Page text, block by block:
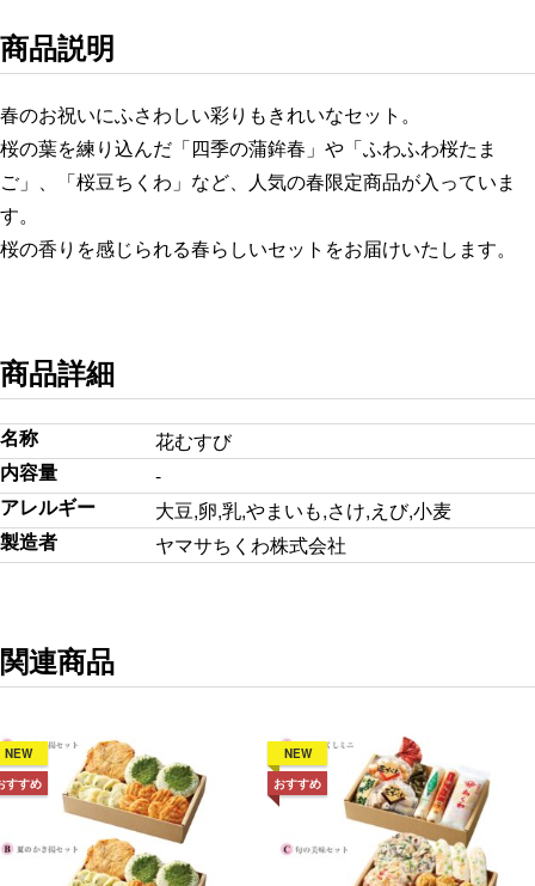
商品説明
春のお祝いにふさわしい彩りもきれいなセット。
桜の葉を練り込んだ「四季の蒲鉾春」や「ふわふわ桜たま
ご」、「桜豆ちくわ」など、人気の春限定商品が入っていま
す。
桜の香りを感じられる春らしいセットをお届けいたします。
商品詳細
名称
花むすび
内容量
-
アレルギー
大豆,卵,乳,やまいも,さけ,えび,小麦
製造者
ヤマサちくわ株式会社
関連商品
NEW
すすめ
NEW
おすすめ